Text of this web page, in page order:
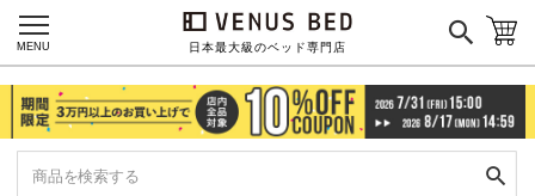
日本最大級のベッド専門店
MENU